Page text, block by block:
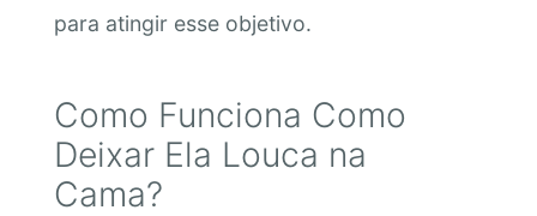
para atingir esse objetivo.
Como Funciona Como
Deixar Ela Louca na
Cama?